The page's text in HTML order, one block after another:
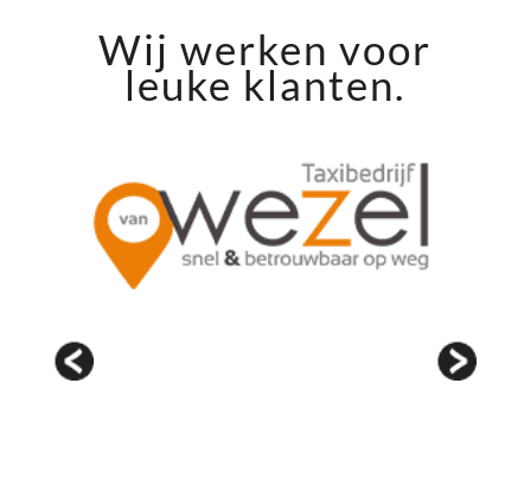
Wij werken voor
leuke klanten.